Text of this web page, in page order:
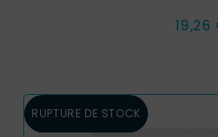
Prix
19,26
RUPTURE DE STOCK